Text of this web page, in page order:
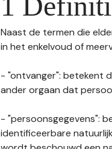
Naast de termen die
in het enkelvoud of
- "ontvanger": betekent
ander orgaan dat
- "persoonsgegevens":
identificeerbare